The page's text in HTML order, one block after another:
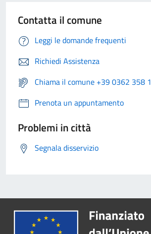
Contatta il comune
Leggi le domande frequenti
Richiedi Assistenza
Chiama il comune +39 0362 358 1
Prenota un appuntamento
Problemi in città
Segnala disservizio